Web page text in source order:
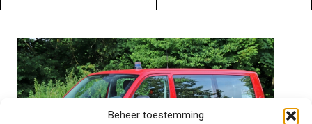
Beheer toestemming